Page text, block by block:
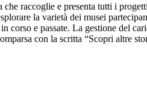
che raccoglie e presenta tutti i
la varietà dei musei
e passate. La gestione del
con la scritta “Scopri altre